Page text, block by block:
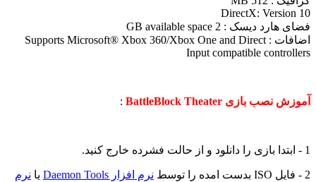
DirectX: Version 10
فضای هارد دیسک : 2 GB available space
اضافات : Supports Microsoft® Xbox 360/Xbox One and Direct
Input compatible controllers
آموزش نصب بازی BattleBlock Theater :
1 - ابتدا بازی را دانلود و از حالت فشرده خارج کنید.
2 - فایل ISO بدست امده را توسط نرم افزار Daemon Tools یا نرم